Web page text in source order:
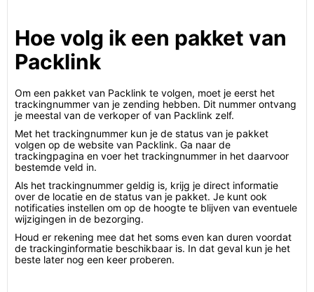
Hoe volg ik een pakket van
Packlink
Om een pakket van Packlink te volgen, moet je eerst het
trackingnummer van je zending hebben. Dit nummer ontvang
je meestal van de verkoper of van Packlink zelf.
Met het trackingnummer kun je de status van je pakket
volgen op de website van Packlink. Ga naar de
trackingpagina en voer het trackingnummer in het daarvoor
bestemde veld in.
Als het trackingnummer geldig is, krijg je direct informatie
over de locatie en de status van je pakket. Je kunt ook
notificaties instellen om op de hoogte te blijven van eventuele
wijzigingen in de bezorging.
Houd er rekening mee dat het soms even kan duren voordat
de trackinginformatie beschikbaar is. In dat geval kun je het
beste later nog een keer proberen.